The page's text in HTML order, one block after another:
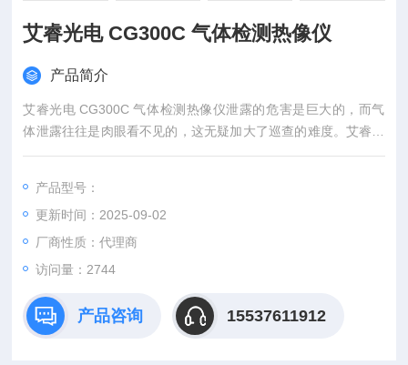
艾睿光电 CG300C 气体检测热像仪
产品简介
艾睿光电 CG300C 气体检测热像仪泄露的危害是巨大的，而气
体泄露往往是肉眼看不见的，这无疑加大了巡查的难度。艾睿光
电制冷型气体红外成像仪天玑CG300C可以让您看见泄漏量小至
区域，对泄漏位置进行实时双光精确定位，适合于泄露检测、无
组织排放及油品储运中远距离、非接触、快速查找气体泄漏点
位。
产品型号：
更新时间：2025-09-02
厂商性质：代理商
访问量：2744
产品咨询 15537611912